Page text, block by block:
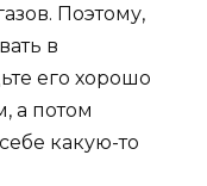
Поэтому,
в
его хорошо
а потом
какую-то